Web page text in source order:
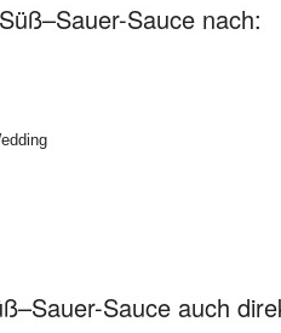
Sauce nach:
Sauce auch